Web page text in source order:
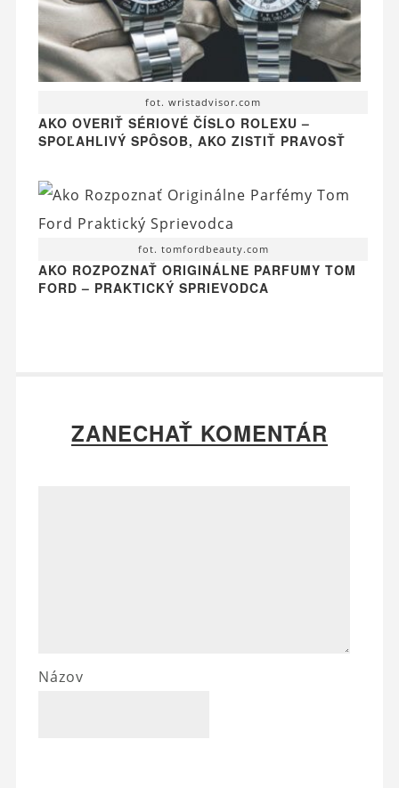
fot. wristadvisor.com
AKO OVERIŤ SÉRIOVÉ ČÍSLO ROLEXU –
SPOĽAHLIVÝ SPÔSOB, AKO ZISTIŤ PRAVOSŤ
fot. tomfordbeauty.com
AKO ROZPOZNAŤ ORIGINÁLNE PARFUMY TOM
FORD – PRAKTICKÝ SPRIEVODCA
ZANECHAŤ KOMENTÁR
Názov